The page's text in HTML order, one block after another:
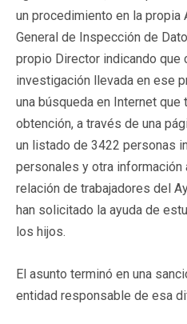
un procedimiento en la propia
General de Inspección de
propio Director indicando que
investigación llevada en ese
una búsqueda en Internet
obtención, a través de una
un listado de 3422 personas
personales y otra
relación de trabajadores del
han solicitado la ayuda de
los hijos.
El asunto terminó en una
entidad responsable de esa